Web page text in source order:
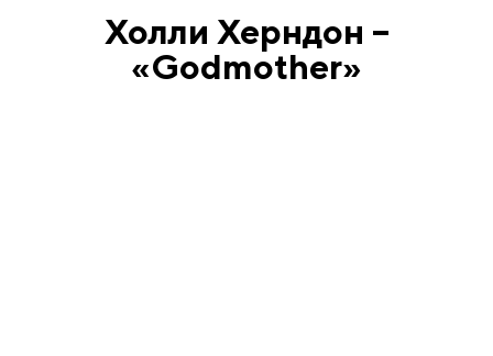
Холли Херндон –
«Godmother»